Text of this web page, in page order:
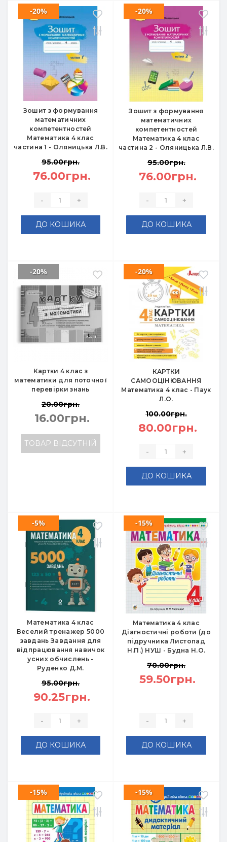
Зошит з формування
математичних
компетентностей
Математика 4 клас
частина 1 - Оляницька Л.В.
-20%
95.00грн.
76.00грн.
- +
ДО КОШИКА
Зошит з формування
математичних
компетентностей
Математика 4 клас
частина 2 - Оляницька Л.В.
-20%
95.00грн.
76.00грн.
- +
ДО КОШИКА
Картки 4 клас з
математики для поточної
перевірки знань
-20%
20.00грн.
16.00грн.
ТОВАР ВІДСУТНІЙ
КАРТКИ
САМООЦІНЮВАННЯ
Математика 4 клас - Паук
Л.О.
-20%
100.00грн.
80.00грн.
- +
ДО КОШИКА
Математика 4 клас
Веселий тренажер 5000
завдань Завдання для
відпрацювання навичок
усних обчислень -
Руденко Д.М.
-5%
95.00грн.
90.25грн.
- +
ДО КОШИКА
Математика 4 клас
Діагностичні роботи (до
підручника Листопад
Н.П.) НУШ - Будна Н.О.
-15%
70.00грн.
59.50грн.
- +
ДО КОШИКА
-15% -15%